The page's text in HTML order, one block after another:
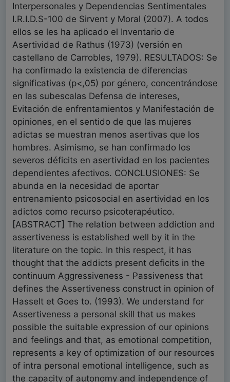
Interpersonales y Dependencias Sentimentales
I.R.I.D.S-100 de Sirvent y Moral (2007). A todos
ellos se les ha aplicado el Inventario de
Asertividad de Rathus (1973) (versión en
castellano de Carrobles, 1979). RESULTADOS: Se
ha confirmado la existencia de diferencias
significativas (p<,05) por género, concentrándose
en las subescalas Defensa de intereses,
Evitación de enfrentamientos y Manifestación de
opiniones, en el sentido de que las mujeres
adictas se muestran menos asertivas que los
hombres. Asimismo, se han confirmado los
severos déficits en asertividad en los pacientes
dependientes afectivos. CONCLUSIONES: Se
abunda en la necesidad de aportar
entrenamiento psicosocial en asertividad en los
adictos como recurso psicoterapéutico.
[ABSTRACT] The relation between addiction and
assertiveness is established well by it in the
literature on the topic. In this respect, it has
thought that the addicts present deficits in the
continuum Aggressiveness - Passiveness that
defines the Assertiveness construct in opinion of
Hasselt et Goes to. (1993). We understand for
Assertiveness a personal skill that us makes
possible the suitable expression of our opinions
and feelings and that, as emotional competition,
represents a key of optimization of our resources
of intra personal emotional intelligence, such as
the capacity of autonomy and independence of